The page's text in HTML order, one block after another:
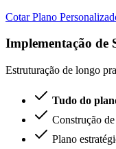
Cotar Plano
Implementação de
Estruturação de longo
Tudo do
Construção
Plano